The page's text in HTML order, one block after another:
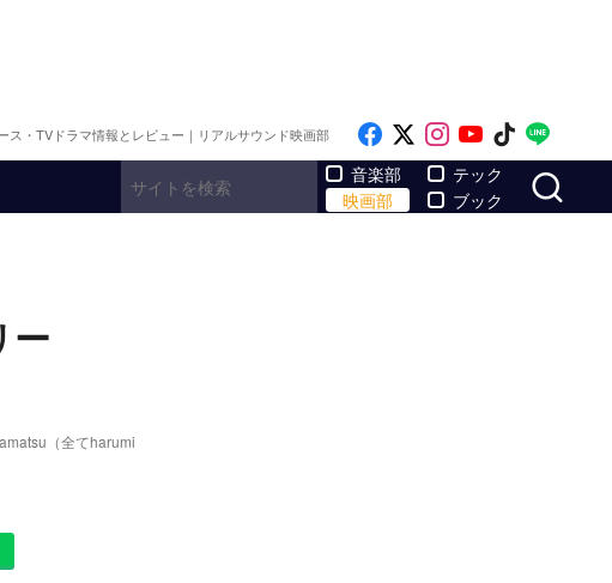
ス・TVドラマ情報とレビュー｜リアルサウンド映画部 Like on Facebook
Follow on x
Follow on
Follow on
Follow
音楽部
映画部
テック
ブック
ー
（全てharumi